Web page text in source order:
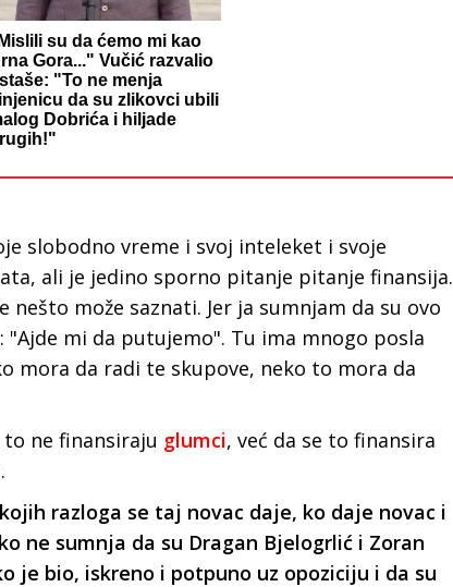
su da ćemo mi kao
Gora..." Vučić razvalio
"To ne menja
da su zlikovci ubili
Dobrića i hiljade
slobodno vreme i svoj inteleket i svoje
ali je jedino sporno pitanje pitanje finansija.
nešto može saznati. Jer ja sumnjam da su ovo
"Ajde mi da putujemo". Tu ima mnogo posla
mora da radi te skupove, neko to mora da
to ne finansiraju glumci, već da se to finansira
razloga se taj novac daje, ko daje novac i
ne sumnja da su Dragan Bjelogrlić i Zoran
je bio, iskreno i potpuno uz opoziciju i da su